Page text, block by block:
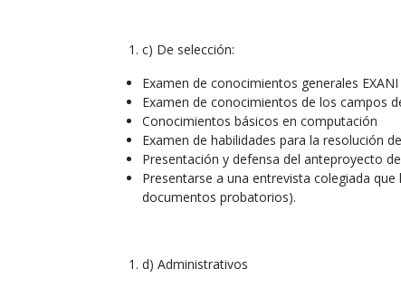
c) De selección:
Examen de conocimientos generales EXANI
Examen de conocimientos de los campos
Conocimientos básicos en computación
Examen de habilidades para la resolución
Presentación y defensa del anteproyecto
Presentarse a una entrevista colegiada
documentos probatorios).
d) Administrativos